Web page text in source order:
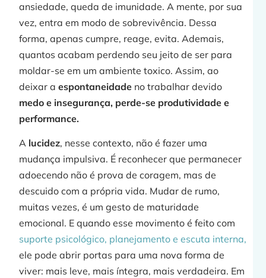
ansiedade, queda de imunidade. A mente, por sua
vez, entra em modo de sobrevivência. Dessa
forma, apenas cumpre, reage, evita. Ademais,
quantos acabam perdendo seu jeito de ser para
moldar-se em um ambiente toxico. Assim, ao
deixar a espontaneidade no trabalhar devido
medo e insegurança, perde-se produtividade e
performance.
A lucidez, nesse contexto, não é fazer uma
mudança impulsiva. É reconhecer que permanecer
adoecendo não é prova de coragem, mas de
descuido com a própria vida. Mudar de rumo,
muitas vezes, é um gesto de maturidade
emocional. E quando esse movimento é feito com
suporte psicológico, planejamento e escuta interna,
ele pode abrir portas para uma nova forma de
viver: mais leve, mais íntegra, mais verdadeira. Em